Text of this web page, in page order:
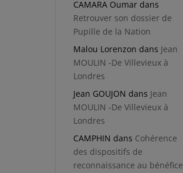
CAMARA Oumar dans
Retrouver son dossier de
Pupille de la Nation
Malou Lorenzon dans Jean
MOULIN -De Villevieux à
Londres
Jean GOUJON dans Jean
MOULIN -De Villevieux à
Londres
CAMPHIN dans Cohérence
des dispositifs de
reconnaissance au bénéfice